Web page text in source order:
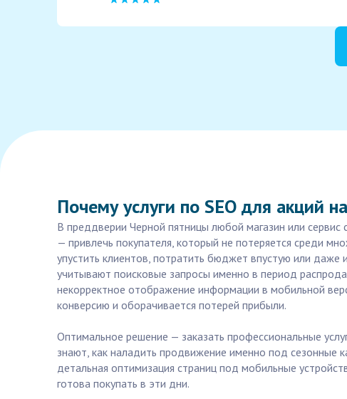
Почему услуги по SEO для акций
В преддверии Черной пятницы любой магазин или сервис
— привлечь покупателя, который не потеряется среди
упустить клиентов, потратить бюджет впустую или
учитывают поисковые запросы именно в период
некорректное отображение информации в мобильной
конверсию и оборачивается потерей прибыли.
Оптимальное решение — заказать профессиональные
знают, как наладить продвижение именно под сезонные
детальная оптимизация страниц под мобильные
готова покупать в эти дни.